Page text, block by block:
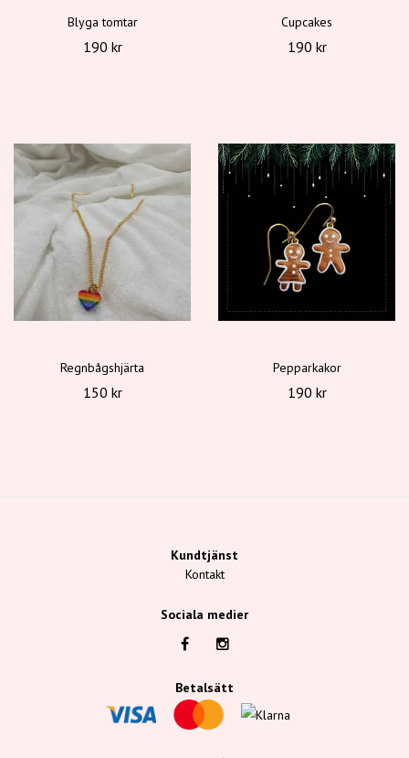
Blyga tomtar
190 kr
Cupcakes
190 kr
Regnbågshjärta
150 kr
Pepparkakor
190 kr
Kundtjänst
Kontakt
Sociala medier
Betalsätt